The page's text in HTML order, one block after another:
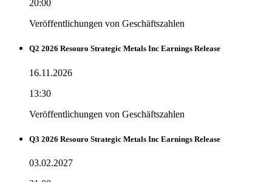
20:00
Veröffentlichungen von Geschäftszahlen
Q2 2026 Resouro Strategic Metals Inc Earnings Release
16.11.2026
13:30
Veröffentlichungen von Geschäftszahlen
Q3 2026 Resouro Strategic Metals Inc Earnings Release
03.02.2027